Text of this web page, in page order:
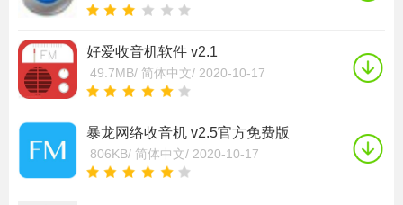
好爱收音机软件 v2.1
49.7MB/ 简体中文/ 2020-10-17
暴龙网络收音机 v2.5官方免费版
806KB/ 简体中文/ 2020-10-17